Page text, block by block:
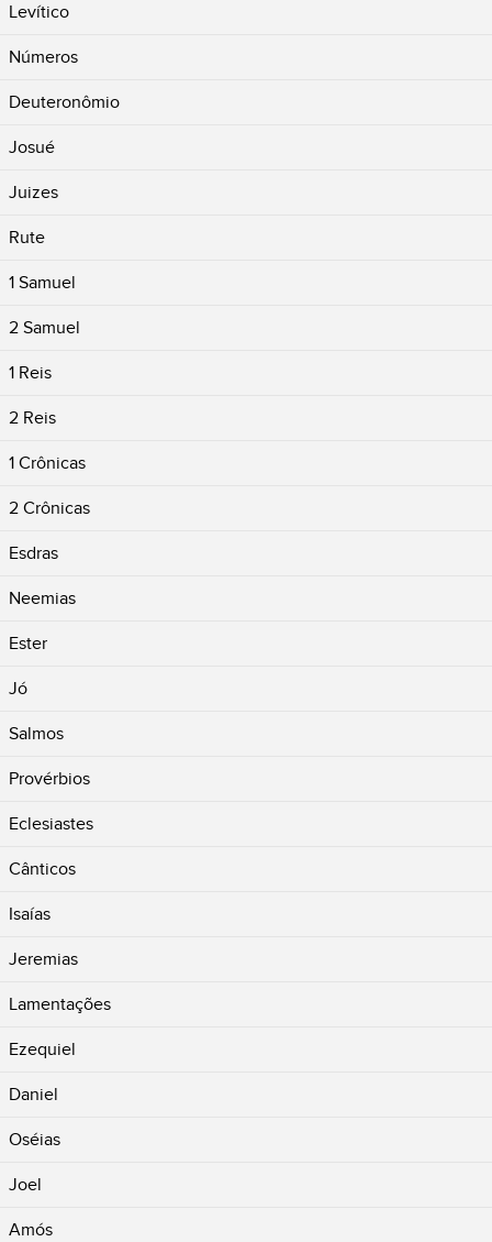
Levítico
Números
Deuteronômio
Josué
Juizes
Rute
1 Samuel
2 Samuel
1 Reis
2 Reis
1 Crônicas
2 Crônicas
Esdras
Neemias
Ester
Jó
Salmos
Provérbios
Eclesiastes
Cânticos
Isaías
Jeremias
Lamentações
Ezequiel
Daniel
Oséias
Joel
Amós